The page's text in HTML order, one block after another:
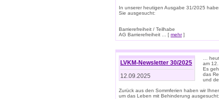
In unserer heutigen Ausgabe 31/2025
Sie ausgesucht:
Barrierefreiheit / Teilhabe
AG Barrierefreiheit ... [ mehr]
LVKM-Newsletter 30/2025
12.09.2025
…
am
Es
das
und
Zurück aus den Sommferien haben wir
um das Leben mit Behinderung ausgesucht: